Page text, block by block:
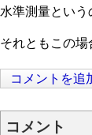
水準測量という
それともこの場
コメントを追
コメント